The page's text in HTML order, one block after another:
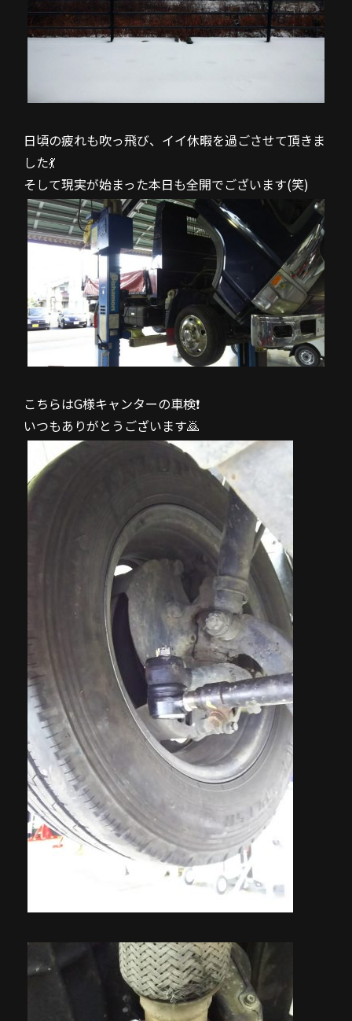
日頃の疲れも吹っ飛び、イイ休暇を過ごさせて頂きま
した💃
そして現実が始まった本日も全開でございます(笑)
こちらはG様キャンターの車検❗
いつもありがとうございます🙇